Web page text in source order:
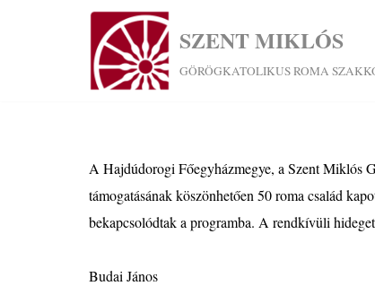
SZENT MIKLÓS
GÖRÖGKATOLIKUS ROMA
A Hajdúdorogi Főegyházmegye, a Szent Miklós
támogatásának köszönhetően 50 roma család
bekapcsolódtak a programba. A rendkívüli
Budai János